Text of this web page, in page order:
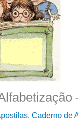
, Caderno de